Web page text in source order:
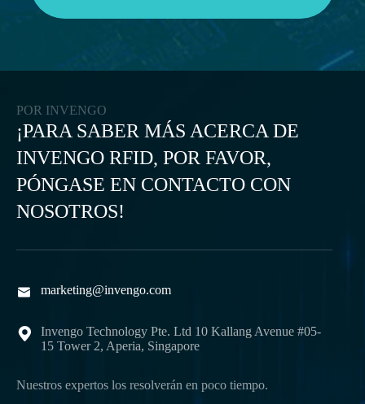
POR INVENGO
¡PARA SABER MÁS ACERCA DE
INVENGO RFID, POR FAVOR,
PÓNGASE EN CONTACTO CON
NOSOTROS!
 marketing@invengo.com

Invengo Technology Pte. Ltd 10 Kallang Avenue #05-
15 Tower 2, Aperia, Singapore
Nuestros expertos los resolverán en poco tiempo.